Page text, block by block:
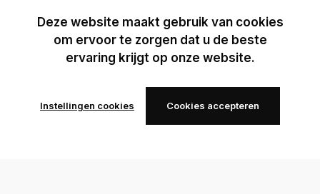
Deze website maakt gebruik van cookies
om ervoor te zorgen dat u de beste
ervaring krijgt op onze website.
Instellingen cookies Cookies accepteren